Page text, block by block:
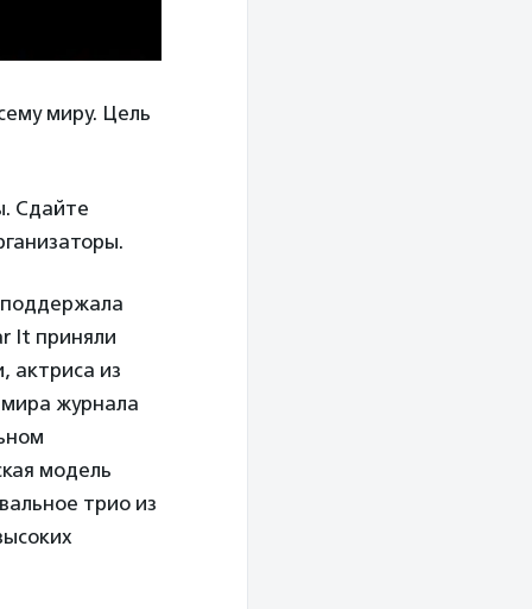
миру. Цель
Сдайте
It приняли
актриса из
журнала
модель
трио из